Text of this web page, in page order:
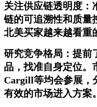
关注供应链透明度：
链的可追溯性和质
北美买家越来越看重
研究竞争格局：提前
品，找准自身定位。
Cargill等均会参展，
有效的市场进入方案。